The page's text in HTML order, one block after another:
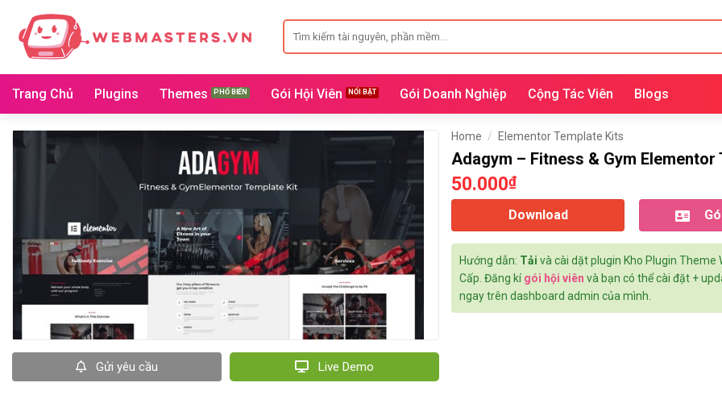
qua
dung
for:
Trang Chủ Plugins Themes Gói Hội Viên Gói Doanh Nghiệp Cộng Tác Viên Blogs
Gửi yêu cầu Live Demo
Home / Elementor Template Kits
Adagym – Fitness & Gym Elementor
50.000₫
Download
Hướng dẫn: Tải và cài dặt plugin Kho Plugin Theme
Cấp. Đăng kígói hội viên và bạn có thể cài đặt +
ngay trên dashboard admin của mình.